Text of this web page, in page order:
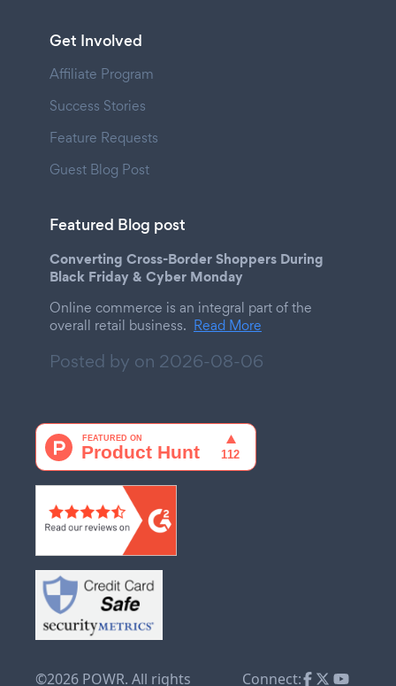
Get Involved
Affiliate Program
Success Stories
Feature Requests
Guest Blog Post
Featured Blog post
Converting Cross-Border Shoppers During
Black Friday & Cyber Monday
Online commerce is an integral part of the
overall retail business. Read More
Posted by on 2026-08-06
©2026 POWR. All rights Connect: